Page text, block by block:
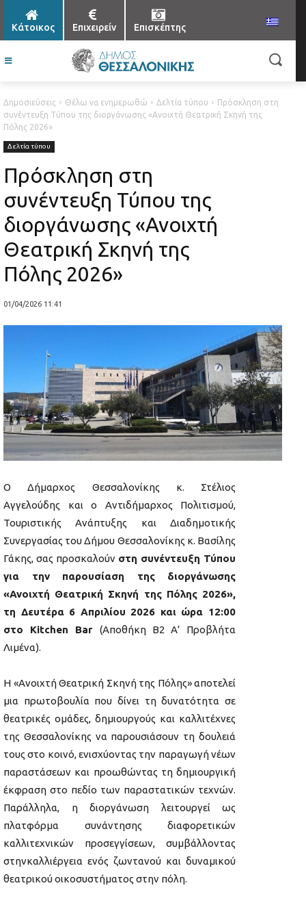
Κάτοικος Επιχειρείν Επισκέπτης
Δημοσιεύσεις Θέλω να ενημερωθώ Δελτία τύπου
Πρόσκληση στη
συνέντευξη Τύπου της διοργάνωσης «Ανοιχτή Θεατρική Σκηνή της
Πόλης 2026»
Δελτία τύπου
Πρόσκληση στη
συνέντευξη Τύπου της
διοργάνωσης «Ανοιχτή
Θεατρική Σκηνή της
Πόλης 2026»
01/04/2026 11:41
Ο Δήμαρχος Θεσσαλονίκης κ. Στέλιος
Αγγελούδης και ο Αντιδήμαρχος Πολιτισμού,
Τουριστικής Ανάπτυξης και Διαδημοτικής
Συνεργασίας του Δήμου Θεσσαλονίκης κ. Βασίλης
Γάκης, σας προσκαλούν στη συνέντευξη Τύπου
για την παρουσίαση της διοργάνωσης
«Ανοιχτή Θεατρική Σκηνή της Πόλης 2026»,
τη Δευτέρα 6 Απριλίου 2026 και ώρα 12:00
στο Kitchen Bar (Αποθήκη Β2 Α’ Προβλήτα
Λιμένα).
Η «Ανοιχτή Θεατρική Σκηνή της Πόλης» αποτελεί
μια πρωτοβουλία που δίνει τη δυνατότητα σε
θεατρικές ομάδες, δημιουργούς και καλλιτέχνες
της Θεσσαλονίκης να παρουσιάσουν τη δουλειά
τους στο κοινό, ενισχύοντας την παραγωγή νέων
παραστάσεων και προωθώντας τη δημιουργική
έκφραση στο πεδίο των παραστατικών τεχνών.
Παράλληλα, η διοργάνωση λειτουργεί ως
πλατφόρμα συνάντησης διαφορετικών
καλλιτεχνικών προσεγγίσεων, συμβάλλοντας
στηνκαλλιέργεια ενός ζωντανού και δυναμικού
θεατρικού οικοσυστήματος στην πόλη.